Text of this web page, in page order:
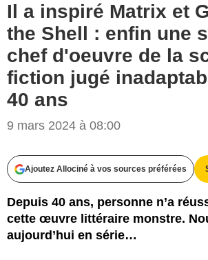
Il a inspiré Matrix et
the Shell : enfin une
chef d'oeuvre de la
fiction jugé
40 ans
9 mars 2024 à 08:00
Ajoutez Allociné à vos sources préférées
Depuis 40 ans, personne n’a
cette œuvre littéraire monstre.
aujourd’hui en série…